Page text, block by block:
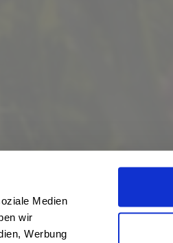
Medien
wir
Werbung